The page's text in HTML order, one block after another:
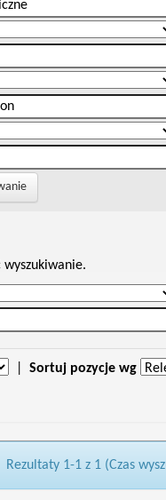
Sortuj pozycje wg
Rezultaty 1-1 z 1 (Czas